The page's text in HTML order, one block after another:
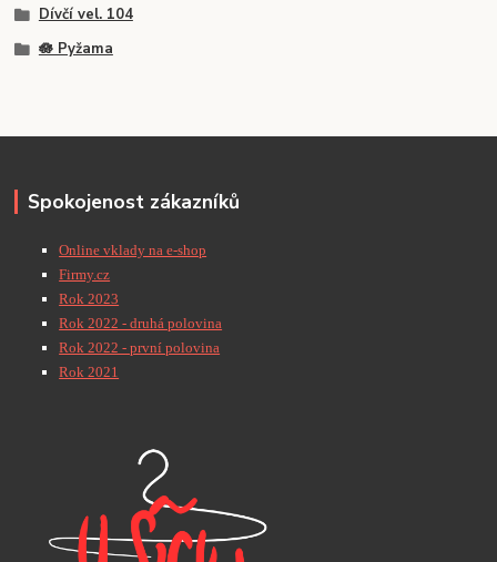
Dívčí vel. 104
🪷 Pyžama
Spokojenost zákazníků
Online vklady na e-shop
Firmy.cz
Rok 2023
Rok 2022 - druhá polovina
Rok 2022 - první polovina
Rok 2021